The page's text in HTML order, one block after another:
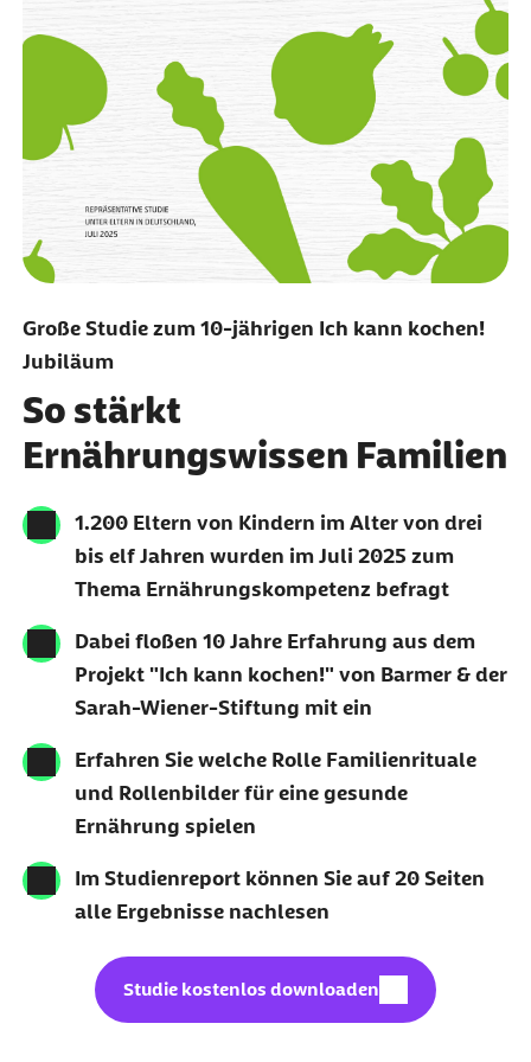
Große Studie zum 10-jährigen Ich kann kochen!
Jubiläum
So stärkt
Ernährungswissen Familien
1.200 Eltern von Kindern im Alter von drei
bis elf Jahren wurden im Juli 2025 zum
Thema Ernährungskompetenz befragt
Dabei floßen 10 Jahre Erfahrung aus dem
Projekt "Ich kann kochen!" von Barmer & der
Sarah-Wiener-Stiftung mit ein
Erfahren Sie welche Rolle Familienrituale
und Rollenbilder für eine gesunde
Ernährung spielen
Im Studienreport können Sie auf 20 Seiten
alle Ergebnisse nachlesen
Download (PDF, 3,19 MB):
Studie kostenlos downloaden